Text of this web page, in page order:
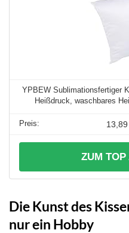
YPBEW Sublimationsfertiger
Heißdruck, waschbares
ZUM
Die Kunst des
nur ein Hobby